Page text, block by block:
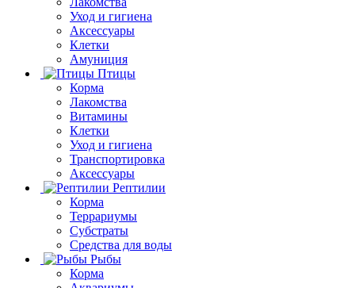
Уход и гигиена
Аксессуары
Клетки
Амуниция
Птицы
Корма
Лакомства
Витамины
Клетки
Уход и гигиена
Транспортировка
Аксессуары
Рептилии
Корма
Террариумы
Субстраты
Средства для воды
Рыбы
Корма